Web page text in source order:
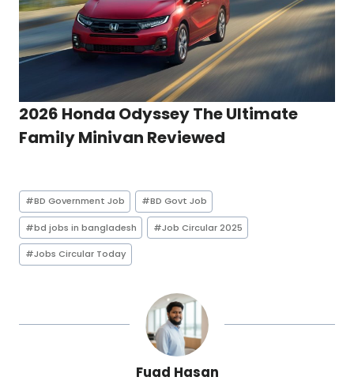
2026 Honda Odyssey The Ultimate
Family Minivan Reviewed
Post
Tags:
#BD Government Job #BD Govt Job
#bd jobs in bangladesh #Job Circular 2025
#Jobs Circular Today
Fuad Hasan